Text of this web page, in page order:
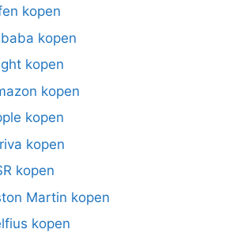
kopen
kopen
kopen
kopen
kopen
kopen
kopen
Martin kopen
kopen